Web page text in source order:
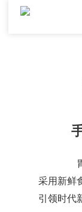
采用新鲜
引领时代